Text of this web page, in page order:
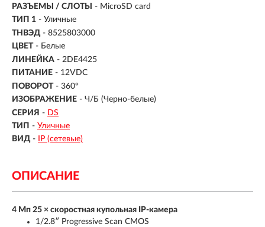
РАЗЪЕМЫ / СЛОТЫ
- MicroSD card
ТИП 1 - Уличные
ТНВЭД - 8525803000
ЦВЕТ - Белые
ЛИНЕЙКА - 2DE4425
ПИТАНИЕ - 12VDC
ПОВОРОТ - 360°
ИЗОБРАЖЕНИЕ - Ч/Б (Черно-белые)
СЕРИЯ - DS
ТИП - Уличные
ВИД - IP (сетевые)
ОПИСАНИЕ
4 Мп 25 × скоростная купольная IP-камера
1/2.8″ Progressive Scan CMOS